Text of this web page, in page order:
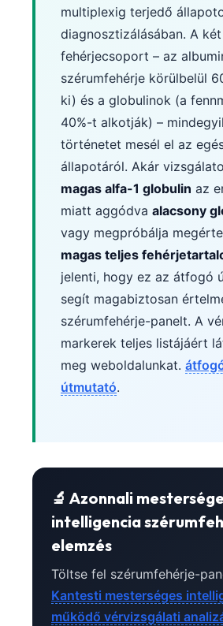
multiplexig terjedő
diagnosztizálásában. A
fehérjecsoport – az
szérumfehérje körülbelül
ki) és a globulinok (a
40%-t alkotják) –
történetet mesél el az
állapotáról. Akár
magas alfa-1 globulin az
miatt aggódva alacsony
vagy megpróbálja
magas teljes
jelenti, hogy ez az átfogó
segít magabiztosan
szérumfehérje-panelt. A
markerek teljes listájáért
meg weboldalunkat.
útmutató.
🔬 Azonnali
intelligencia
elemzés
Töltse fel szérumfehérje-
Kantesti mesterséges
működő vérvizsgálati